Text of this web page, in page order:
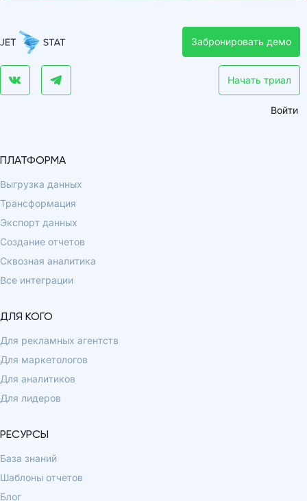
Забронировать демо
Начать триал
Войти
ПЛАТФОРМА
Выгрузка данных
Трансформация
Экспорт данных
Создание отчетов
Сквозная аналитика
Все интеграции
ДЛЯ КОГО
Для рекламных агентств
Для маркетологов
Для аналитиков
Для лидеров
РЕСУРСЫ
База знаний
Шаблоны отчетов
Блог